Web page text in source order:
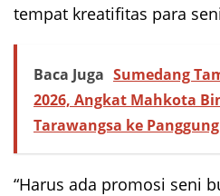
tempat kreatifitas para
Baca Juga Sumedang
2026, Angkat Mahkota
Tarawangsa ke
“Harus ada promosi seni